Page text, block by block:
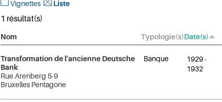
Vignettes Liste
1 résultat(s)
Nom Typologie(s)Date(s)
Transformation de l'ancienne Deutsche
Bank
Rue Arenberg 5-9
Bruxelles Pentagone
Banque 1929-
1932